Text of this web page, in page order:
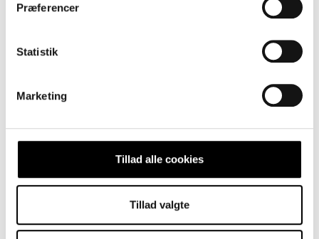
Præferencer
Statistik
Marketing
Tillad alle cookies
Tillad valgte